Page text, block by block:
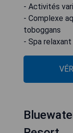
- Activités
- Complexe
toboggans
- Spa